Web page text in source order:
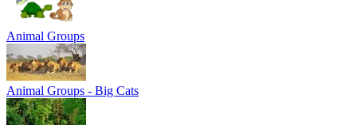
Animal Groups
Animal Groups - Big Cats